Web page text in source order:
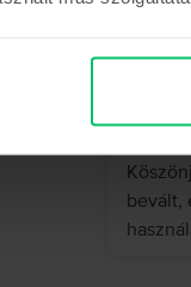
A
bevált,